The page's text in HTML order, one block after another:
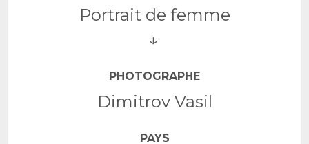
Portrait de femme
PHOTOGRAPHE
Dimitrov Vasil
PAYS